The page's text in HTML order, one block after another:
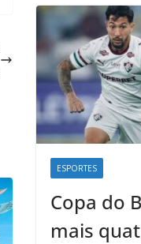
ESPORTES
Copa do
mais